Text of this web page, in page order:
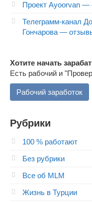
Проект Ayoorvan —
Телеграмм-канал
Гончарова —
Хотите начать
Есть рабочий и
Рабочий заработок
Рубрики
100 % работают
Без рубрики
Все об MLM
Жизнь в Турции